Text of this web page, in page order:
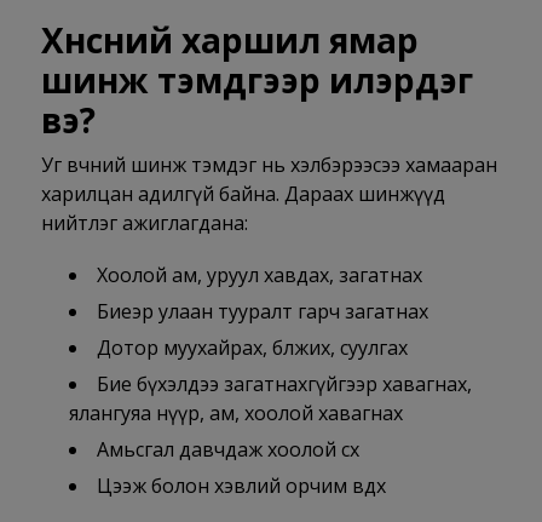
Хүнсний харшил ямар
шинж тэмдгээр илэрдэг
вэ?
Уг өвчний шинж тэмдэг нь хэлбэрээсээ хамааран
харилцан адилгүй байна. Дараах шинжүүд
нийтлэг ажиглагдана:
Хоолой ам, уруул хавдах, загатнах
Биеэр улаан тууралт гарч загатнах
Дотор муухайрах, бөөлжих, суулгах
Бие бүхэлдээ загатнахгүйгээр хавагнах,
ялангуяа нүүр, ам, хоолой хавагнах
Амьсгал давчдаж хоолой сөөх
Цээж болон хэвлий орчим өвдөх